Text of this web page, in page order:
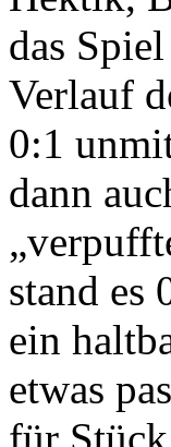
das
Verlauf
0:1
dann
stand es
ein
etwas